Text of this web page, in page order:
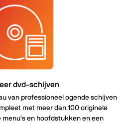
dvd-schijven
van professioneel ogende schijven
met meer dan 100 originele
menu's en hoofdstukken en een